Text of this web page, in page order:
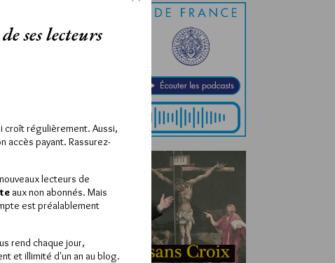
ses lecteurs
croît régulièrement. Aussi,
accès payant. Rassurez-
lecteurs de
aux non abonnés. Mais
est préalablement
rend chaque jour,
et illimité d'un an au blog.